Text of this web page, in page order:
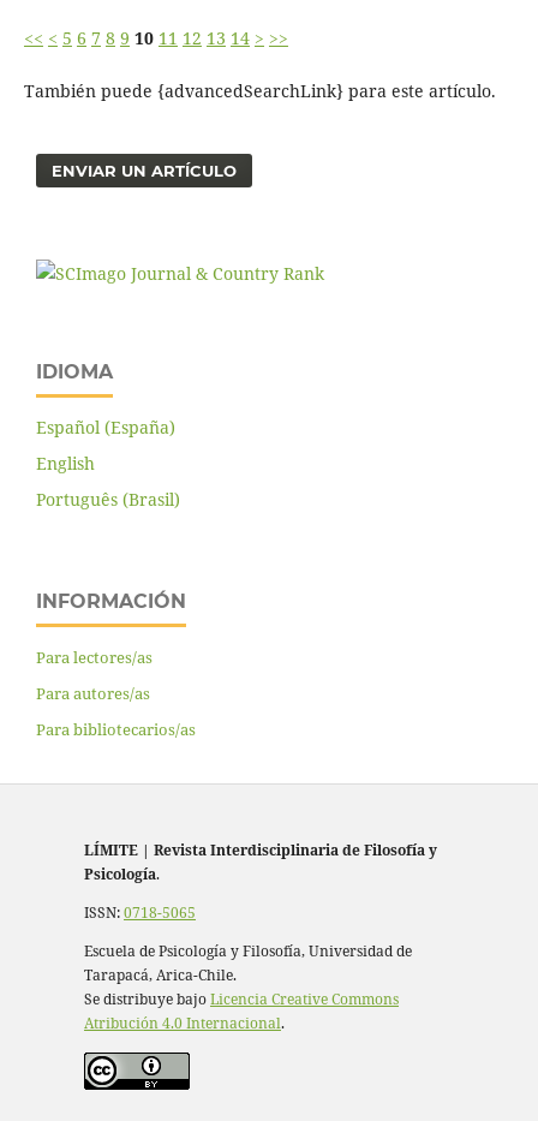
<< < 5 6 7 8 9 10 11 12 13 14 > >>
También puede {advancedSearchLink} para este artículo.
ENVIAR UN ARTÍCULO
IDIOMA
Español (España)
English
Português (Brasil)
INFORMACIÓN
Para lectores/as
Para autores/as
Para bibliotecarios/as
LÍMITE | Revista Interdisciplinaria de Filosofía y
Psicología.
ISSN:0718-5065
Escuela de Psicología y Filosofía, Universidad de
Tarapacá, Arica-Chile.
Se distribuye bajoLicencia Creative Commons
Atribución 4.0 Internacional.